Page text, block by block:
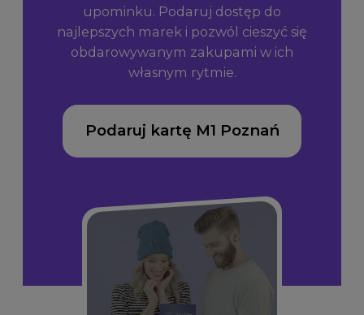
upominku. Podaruj dostęp do
najlepszych marek i pozwól cieszyć się
obdarowywanym zakupami w ich
własnym rytmie.
Podaruj kartę M1 Poznań